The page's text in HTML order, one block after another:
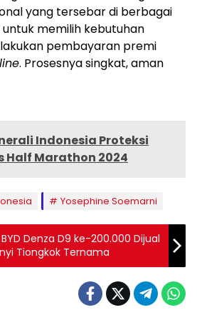
yang tersebar di berbagai
untuk memilih kebutuhan
pembayaran premi
. Prosesnya singkat, aman
Indonesia Proteksi
Half Marathon 2024
Yosephine Soemarni
Denza D9 ke-200.000 Dijual
Tiongkok Ternama